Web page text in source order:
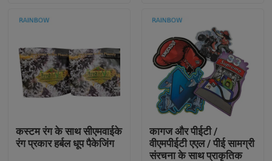
प्लास्टिक पाउच पैकेजिंग
कस्टम रंग के साथ सीएमवाईके
रंग प्रकार हर्बल धूप पैकेजिंग
कागज और पीईटी /
वीएमपीईटी एएल / पीई सामग्री
संरचना के साथ प्राकृतिक